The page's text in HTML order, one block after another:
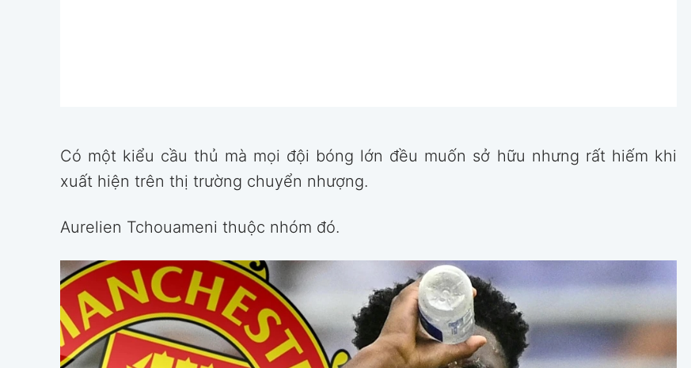
Có một kiểu cầu thủ mà mọi đội bóng lớn đều muốn sở hữu nhưng rất hiếm khi
xuất hiện trên thị trường chuyển nhượng.
Aurelien Tchouameni thuộc nhóm đó.